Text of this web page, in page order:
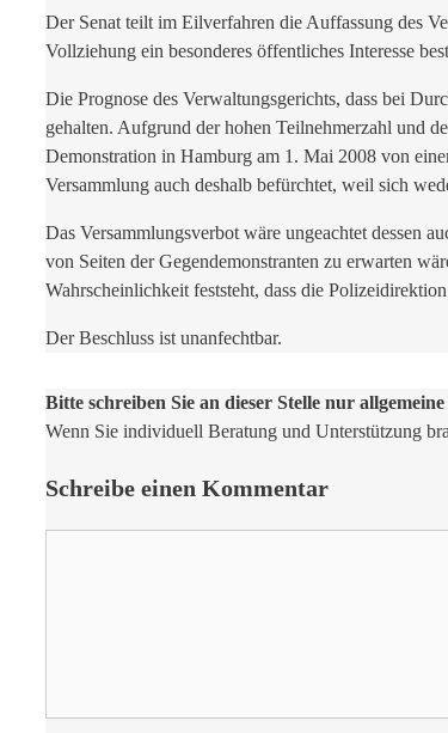
Der Senat teilt im Eilverfahren die Auffassung des
Vollziehung ein besonderes öffentliches Interesse
Die Prognose des Verwaltungsgerichts, dass bei
gehalten. Aufgrund der hohen Teilnehmerzahl und
Demonstration in Hamburg am 1. Mai 2008 von
Versammlung auch deshalb befürchtet, weil sich
Das Versammlungsverbot wäre ungeachtet dessen
von Seiten der Gegendemonstranten zu erwarten
Wahrscheinlichkeit feststeht, dass die
Der Beschluss ist unanfechtbar.
Bitte schreiben Sie an dieser Stelle nur
Wenn Sie individuell Beratung und Unterstützung
Schreibe einen Kommentar